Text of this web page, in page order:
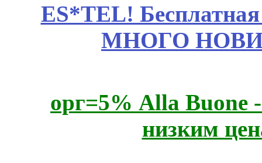
ES*TEL!
МНОГО
орг=5% Alla Buone
низким